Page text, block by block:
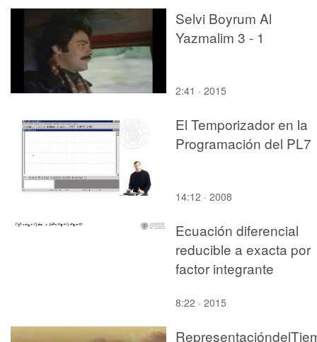
Selvi Boyrum Al
Yazmalim 3 - 1
2:41 · 2015
El Temporizador en la
Programación del PL7
14:12 · 2008
Ecuación diferencial
reducible a exacta por
factor integrante
8:22 · 2015